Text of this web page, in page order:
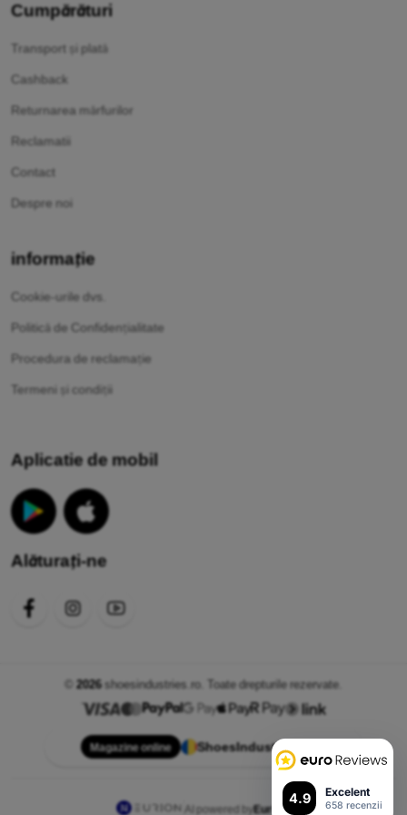
4.9 Excelent
658 recenzii
Cumpărături
Transport și plată
Cashback
Returnarea mărfurilor
Reclamatii
Contact
Despre noi
informație
Cookie-urile dvs.
Politică de Confidențialitate
Procedura de reclamație
Termeni și condiții
Aplicatie de mobil
Alăturați-ne
© 2026shoesindustries.ro. Toate drepturile rezervate.
Magazine online ShoesIndustries.ro
AI powered byEurion